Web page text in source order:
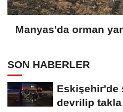
Manyas'da orman
SON HABERLER
Eskişehir'de
devrilip